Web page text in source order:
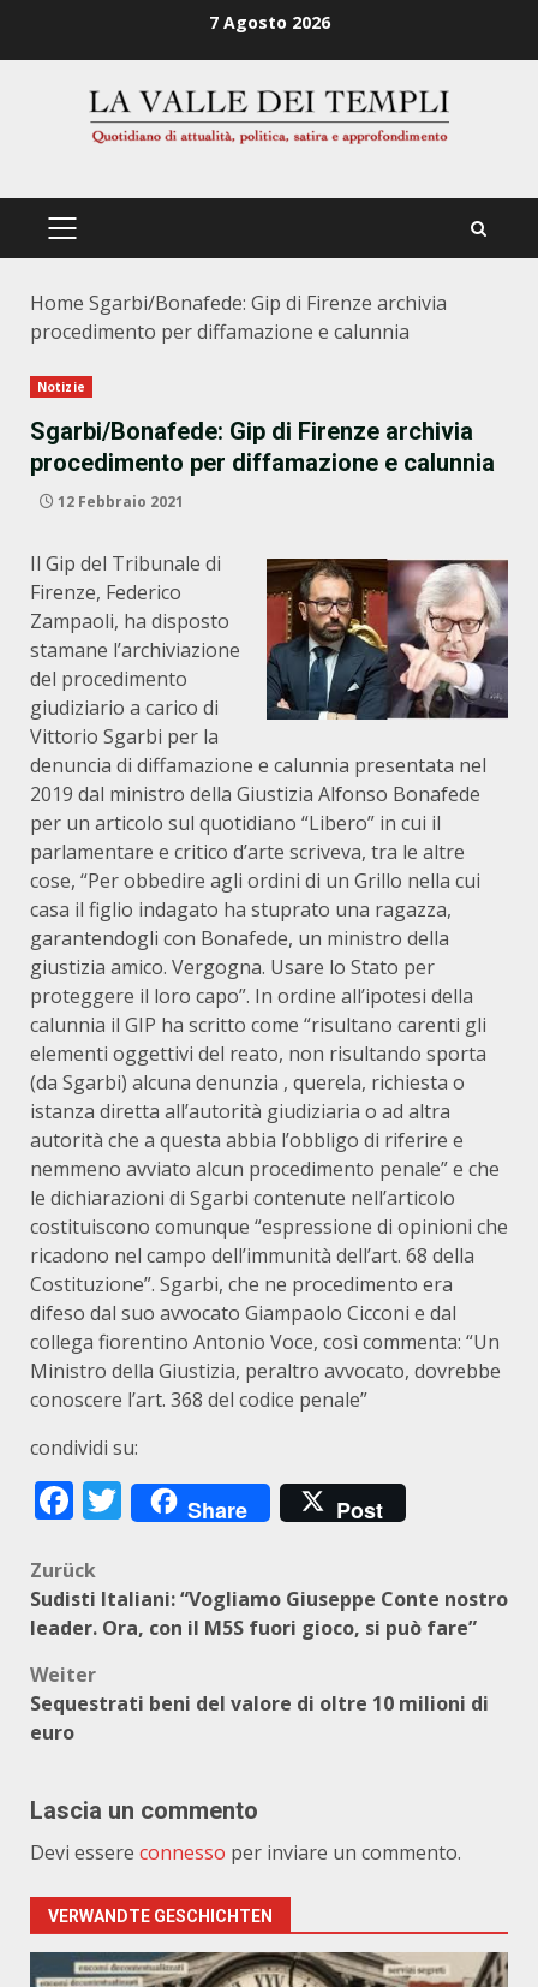
7 Agosto 2026
PRIMÄRES
Home Sgarbi/Bonafede: Gip di Firenze archivia
procedimento per diffamazione e calunnia
Notizie
Sgarbi/Bonafede: Gip di Firenze archivia
procedimento per diffamazione e calunnia
12 Febbraio 2021
Il Gip del Tribunale di
Firenze, Federico
Zampaoli, ha disposto
stamane l’archiviazione
del procedimento
giudiziario a carico di
Vittorio Sgarbi per la
denuncia di diffamazione e calunnia presentata nel
2019 dal ministro della Giustizia Alfonso Bonafede
per un articolo sul quotidiano “Libero” in cui il
parlamentare e critico d’arte scriveva, tra le altre
cose, “Per obbedire agli ordini di un Grillo nella cui
casa il figlio indagato ha stuprato una ragazza,
garantendogli con Bonafede, un ministro della
giustizia amico. Vergogna. Usare lo Stato per
proteggere il loro capo”. In ordine all’ipotesi della
calunnia il GIP ha scritto come “risultano carenti gli
elementi oggettivi del reato, non risultando sporta
(da Sgarbi) alcuna denunzia , querela, richiesta o
istanza diretta all’autorità giudiziaria o ad altra
autorità che a questa abbia l’obbligo di riferire e
nemmeno avviato alcun procedimento penale” e che
le dichiarazioni di Sgarbi contenute nell’articolo
costituiscono comunque “espressione di opinioni che
ricadono nel campo dell’immunità dell’art. 68 della
Costituzione”. Sgarbi, che ne procedimento era
difeso dal suo avvocato Giampaolo Cicconi e dal
collega fiorentino Antonio Voce, così commenta: “Un
Ministro della Giustizia, peraltro avvocato, dovrebbe
conoscere l’art. 368 del codice penale”
condividi su:
Facebook
Twitter
Share Post
Beitragsnavigation
Zurück
Sudisti Italiani: “Vogliamo Giuseppe Conte nostro
leader. Ora, con il M5S fuori gioco, si può fare”
Weiter
Sequestrati beni del valore di oltre 10 milioni di
euro
Lascia un commento
Devi essere connesso per inviare un commento.
VERWANDTE GESCHICHTEN